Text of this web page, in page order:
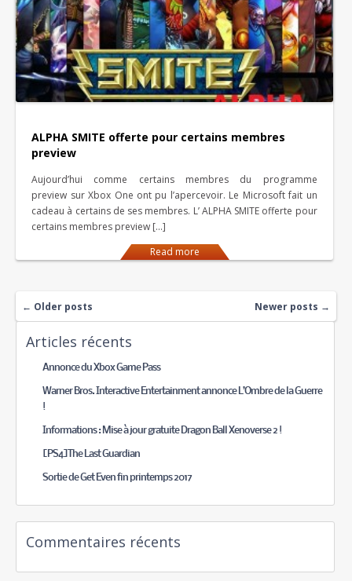
ALPHA SMITE offerte pour certains membres
preview
Aujourd’hui comme certains membres du programme
preview sur Xbox One ont pu l’apercevoir. Le Microsoft fait un
cadeau à certains de ses membres. L’ ALPHA SMITE offerte pour
certains membres preview […]
Read more
← Older posts Newer posts →
Articles récents
Annonce du Xbox Game Pass
Warner Bros. Interactive Entertainment annonce L’Ombre de la Guerre
!
Informations : Mise à jour gratuite Dragon Ball Xenoverse 2 !
[PS4]The Last Guardian
Sortie de Get Even fin printemps 2017
Commentaires récents